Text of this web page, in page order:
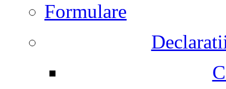
Formulare